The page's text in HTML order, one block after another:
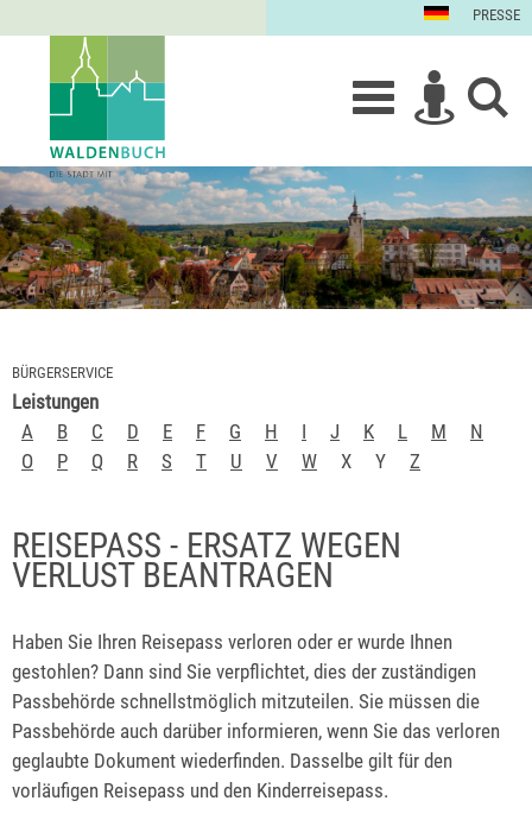
PRESSE
BÜRGERSERVICE
Leistungen
A
B C D E F G H I J K L M
N
O
P Q R S T U V W X Y Z
REISEPASS - ERSATZ WEGEN
VERLUST BEANTRAGEN
Haben Sie Ihren Reisepass verloren oder er wurde Ihnen
gestohlen? Dann sind Sie verpflichtet, dies der zuständigen
Passbehörde schnellstmöglich mitzuteilen. Sie müssen die
Passbehörde auch darüber informieren, wenn Sie das verloren
geglaubte Dokument wiederfinden. Dasselbe gilt für den
vorläufigen Reisepass und den Kinderreisepass.